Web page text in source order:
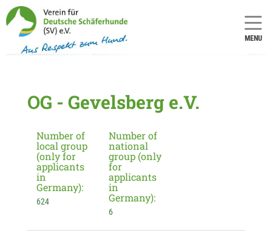
MENU
OG - Gevelsberg e.V.
Number of
local group
(only for
applicants
in
Germany):
624
Number of
national
group (only
for
applicants
in
Germany):
6